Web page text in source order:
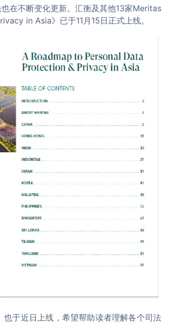
在不断变化更新。汇衡及其他13家Meritas
in Asia》已于11月15日正式上线。
于近日上线，希望帮助读者理解各个司法